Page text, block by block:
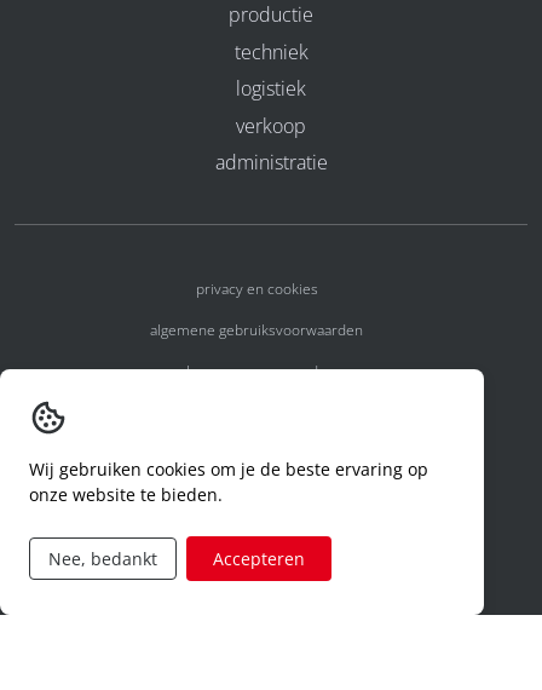
productie
techniek
logistiek
verkoop
administratie
privacy en cookies
algemene gebruiksvoorwaarden
algemene voorwaarden
code of conduct
aanvraag rechten ivm privacy
Wij gebruiken cookies om je de beste ervaring op
onze website te bieden.
Nee, bedankt Accepteren